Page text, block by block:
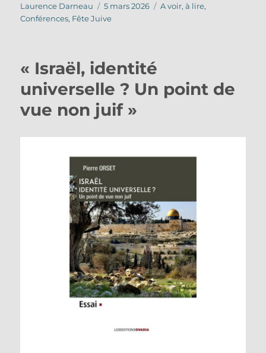
Auteur
Laurence Darneau
Publié
le
5 mars 2026 Catégories
A voir, à lire,
Conférences, Fête Juive
« Israël, identité
universelle ? Un point de
vue non juif »